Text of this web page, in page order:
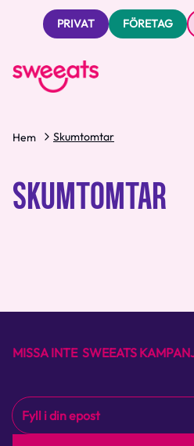
PRIVAT FÖRETAG
Hem Skumtomtar
SKUMTOMTAR
MISSA INTE SWEEATS